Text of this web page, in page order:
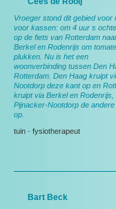
Vroeger stond dit gebied voor
voor kassen: om 4 uur s
op de fiets van Rotterdam
Berkel en Rodenrijs om
plukken. Nu is het een
woonverbinding tussen Den
Rotterdam. Den Haag kruipt
Nootdorp deze kant op en
kruipt via Berkel en Rodenrijs,
Pijnacker-Nootdorp de
op.
tuin - fysiotherapeut
Bart Beck